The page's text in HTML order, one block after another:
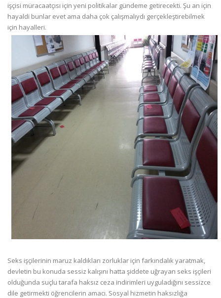
işçisi müracaatçısı için yeni politikalar gündeme getirecekti. Şu an için
hayaldi bunlar evet ama daha çok çalışmalıydı gerçekleştirebilmek
için hayalleri.
Seks işçilerinin maruz kaldıkları zorluklar için farkındalık yaratmak,
devletin bu konuda sessiz kalışını hatta şiddete uğrayan seks işçileri
olduğunda suçlu tarafa haksız ceza indirimleri uyguladığını sessizce
dile getirmekti öğrencilerin amacı. Sosyal hizmetin haksızlığa